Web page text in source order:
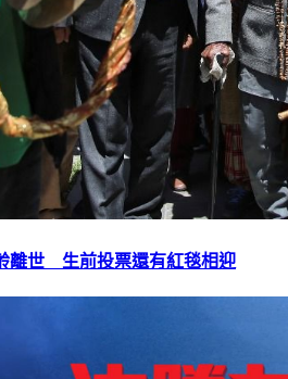
離世 生前投票還有紅毯相迎